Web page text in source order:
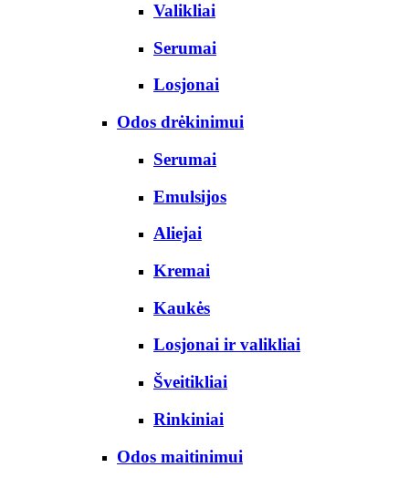
Valikliai
Serumai
Losjonai
Odos drėkinimui
Serumai
Emulsijos
Aliejai
Kremai
Kaukės
Losjonai ir valikliai
Šveitikliai
Rinkiniai
Odos maitinimui